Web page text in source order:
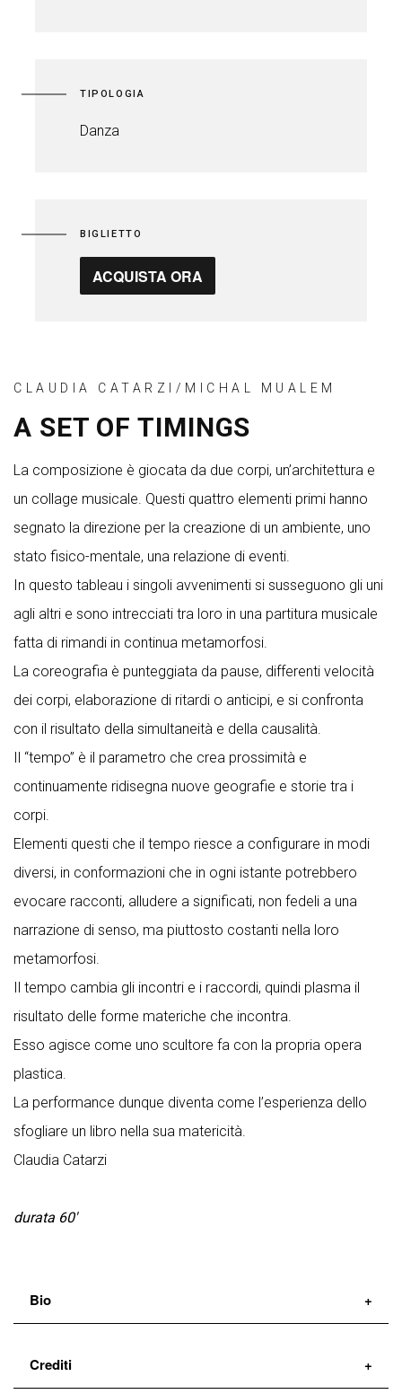
TIPOLOGIA
Danza
BIGLIETTO
ACQUISTA ORA
CLAUDIA CATARZI/MICHAL MUALEM
A SET OF TIMINGS
La composizione è giocata da due corpi, un’architettura e
un collage musicale. Questi quattro elementi primi hanno
segnato la direzione per la creazione di un ambiente, uno
stato fisico-mentale, una relazione di eventi.
In questo tableau i singoli avvenimenti si susseguono gli uni
agli altri e sono intrecciati tra loro in una partitura musicale
fatta di rimandi in continua metamorfosi.
La coreografia è punteggiata da pause, differenti velocità
dei corpi, elaborazione di ritardi o anticipi, e si confronta
con il risultato della simultaneità e della causalità.
Il “tempo” è il parametro che crea prossimità e
continuamente ridisegna nuove geografie e storie tra i
corpi.
Elementi questi che il tempo riesce a configurare in modi
diversi, in conformazioni che in ogni istante potrebbero
evocare racconti, alludere a significati, non fedeli a una
narrazione di senso, ma piuttosto costanti nella loro
metamorfosi.
Il tempo cambia gli incontri e i raccordi, quindi plasma il
risultato delle forme materiche che incontra.
Esso agisce come uno scultore fa con la propria opera
plastica.
La performance dunque diventa come l’esperienza dello
sfogliare un libro nella sua matericità.
Claudia Catarzi
durata 60′
Bio
Claudia Catarzi
carriera lavorando con l’Ensemble di Micha Van
Crediti